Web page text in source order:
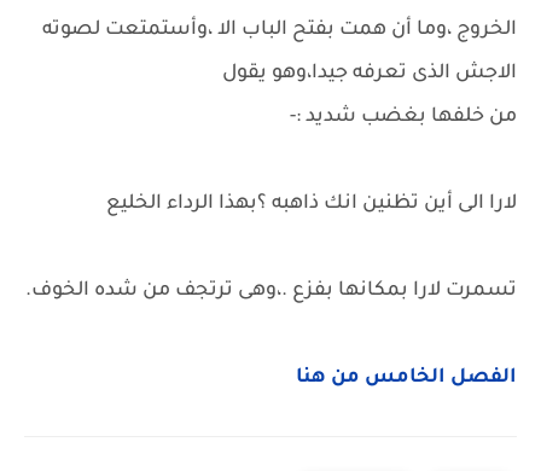
الخروج ،وما أن همت بفتح الباب الا ،وأستمتعت لصوته
الاجش الذى تعرفه جيدا،وهو يقول
من خلفها بغضب شديد :-
لارا الى أين تظنين انك ذاهبه ؟بهذا الرداء الخليع
تسمرت لارا بمكانها بفزع .،وهى ترتجف من شده الخوف.
الفصل الخامس من هنا